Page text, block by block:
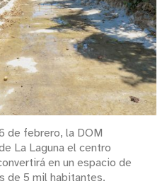
de febrero, la DOM
La Laguna el centro
en un espacio de
de 5 mil habitantes.